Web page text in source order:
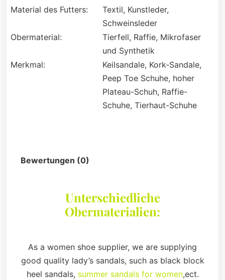
Material des Futters:
Textil, Kunstleder,
Schweinsleder
Obermaterial:
Tierfell, Raffie, Mikrofaser
und Synthetik
Merkmal:
Keilsandale, Kork-Sandale,
Peep Toe Schuhe, hoher
Plateau-Schuh, Raffie-
Schuhe, Tierhaut-Schuhe
Bewertungen (0)
Unterschiedliche
Obermaterialien:
As a women shoe supplier, we are supplying
good quality lady’s sandals, such as black block
heel sandals, summer sandals for women,ect.